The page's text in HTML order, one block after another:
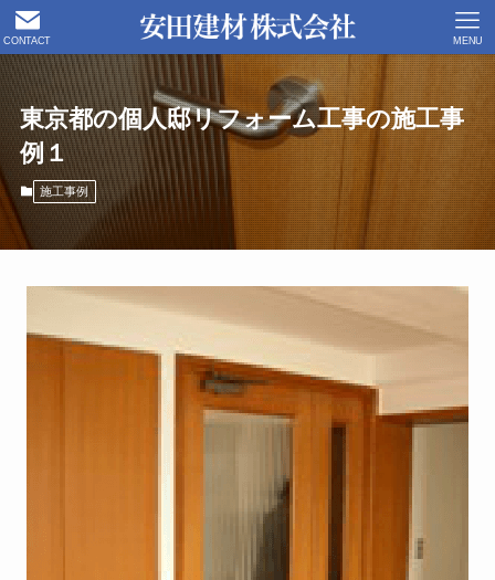
CONTACT MENU
東京都の個人邸リフォーム工事の施工事
例１
施工事例